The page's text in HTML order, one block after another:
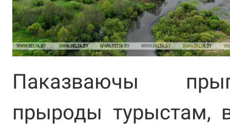
Паказваючы
прыроды турыстам,